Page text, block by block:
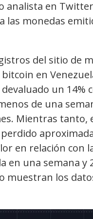
analista en
las monedas
del sitio de
en
un 14%
de una
Mientras tanto,
en relación con
en una semana y
muestran los